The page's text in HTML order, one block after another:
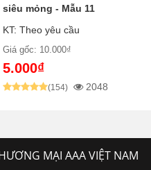
siêu mỏng - Mẫu 11
KT: Theo yêu cầu
Giá gốc: 10.000₫
5.000₫
(154) 2048
MẠI AAA VIỆT NAM